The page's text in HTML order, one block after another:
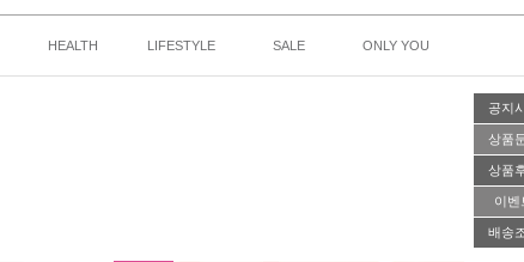
공지
상품
상품
이벤
배송
HEALTH LIFESTYLE SALE ONLY YOU